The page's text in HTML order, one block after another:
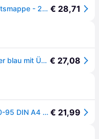
Leitz 5700-00-35 5700 Unterschriftsmappe - 20 Fächer, PP kaschiert, blau € 28,71
LEITZ Unterschriftsmappe 20 Fächer blau mit Überzug € 27,08
Leitz Unterschriftenmappe 5700-00-95 DIN A4 Anzahl der Fächer:20 - [Schwarz] € 21,99